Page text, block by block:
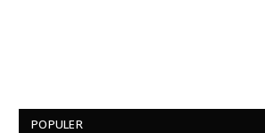
POPULER